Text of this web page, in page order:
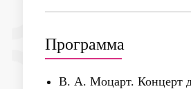
Программа
В. А. Моцарт. Концерт